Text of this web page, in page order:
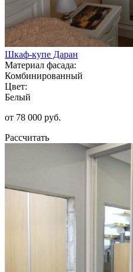
Шкаф-купе Даран
Материал фасада:
Комбинированный
Цвет:
Белый
от 78 000 руб.
Рассчитать